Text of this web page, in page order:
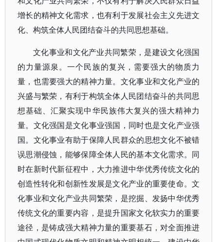
增长的精神文化需求，也有利于发展社会主义先进文
化、构筑全体人民团结奋斗的共同思想基础。
文化事业和文化产业共同繁荣，是建设文化强国
的力量源泉。一个民族的复兴，需要强大的物质力
量，也需要强大的精神力量。文化事业和文化产业的
兴盛与繁荣，有利于构筑全体人民团结奋斗的共同思
想基础、汇聚实现中华民族伟大复兴的强大精神力
量。文化强国是文化事业强国，同时也是文化产业强
国。文化事业有助于保障人民群众的思想文化不被错
误思潮侵蚀，能够保障全体人民的基本文化需求。同
时在新时代新征程中，大力推进中华优秀传统文化的
创造性转化和创新性发展是文化产业的重要使命。文
化事业和文化产业共同繁荣，是挖掘、发扬中华优秀
传统文化的重要内容，是提升国家文化软实力的重要
途径，是铸成强大精神力量的重要基石，对全面推进